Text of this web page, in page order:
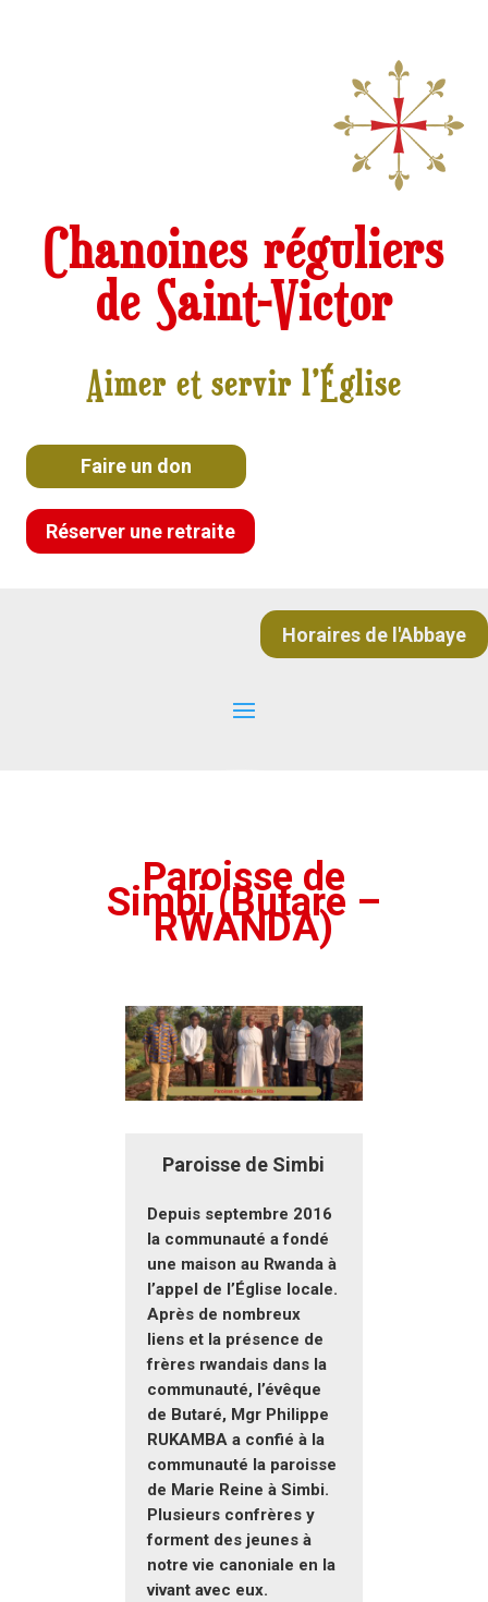
Chanoines réguliers
de Saint-Victor
Aimer et servir l’Église
Faire un don
Réserver une retraite
Horaires de l'Abbaye
Paroisse de
Simbi (Butare –
RWANDA)
Paroisse de Simbi
Depuis septembre 2016
la communauté a fondé
une maison au Rwanda à
l’appel de l’Église locale.
Après de nombreux
liens et la présence de
frères rwandais dans la
communauté, l’évêque
de Butaré, Mgr Philippe
RUKAMBA a confié à la
communauté la paroisse
de Marie Reine à Simbi.
Plusieurs confrères y
forment des jeunes à
notre vie canoniale en la
vivant avec eux.